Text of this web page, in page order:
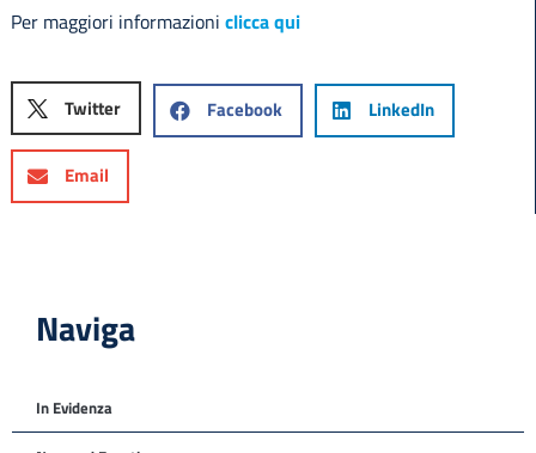
Per maggiori informazioni clicca qui
Twitter Facebook LinkedIn
Email
Naviga
In Evidenza